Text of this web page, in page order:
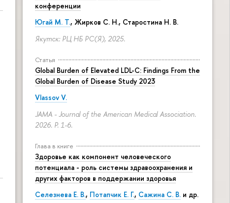
конференции
Югай М. Т., Жирков С. Н., Старостина Н. В.
Якутск: РЦ НБ РС(Я), 2025.
Статья
Global Burden of Elevated LDL-C: Findings From the
Global Burden of Disease Study 2023
Vlassov V.
JAMA - Journal of the American Medical Association.
2026. P. 1-6.
Глава в книге
Здоровье как компонент человеческого
потенциала - роль системы здравоохранения и
других факторов в поддержании здоровья
Селезнева Е. В., Потапчик Е. Г., Сажина С. В. и др.